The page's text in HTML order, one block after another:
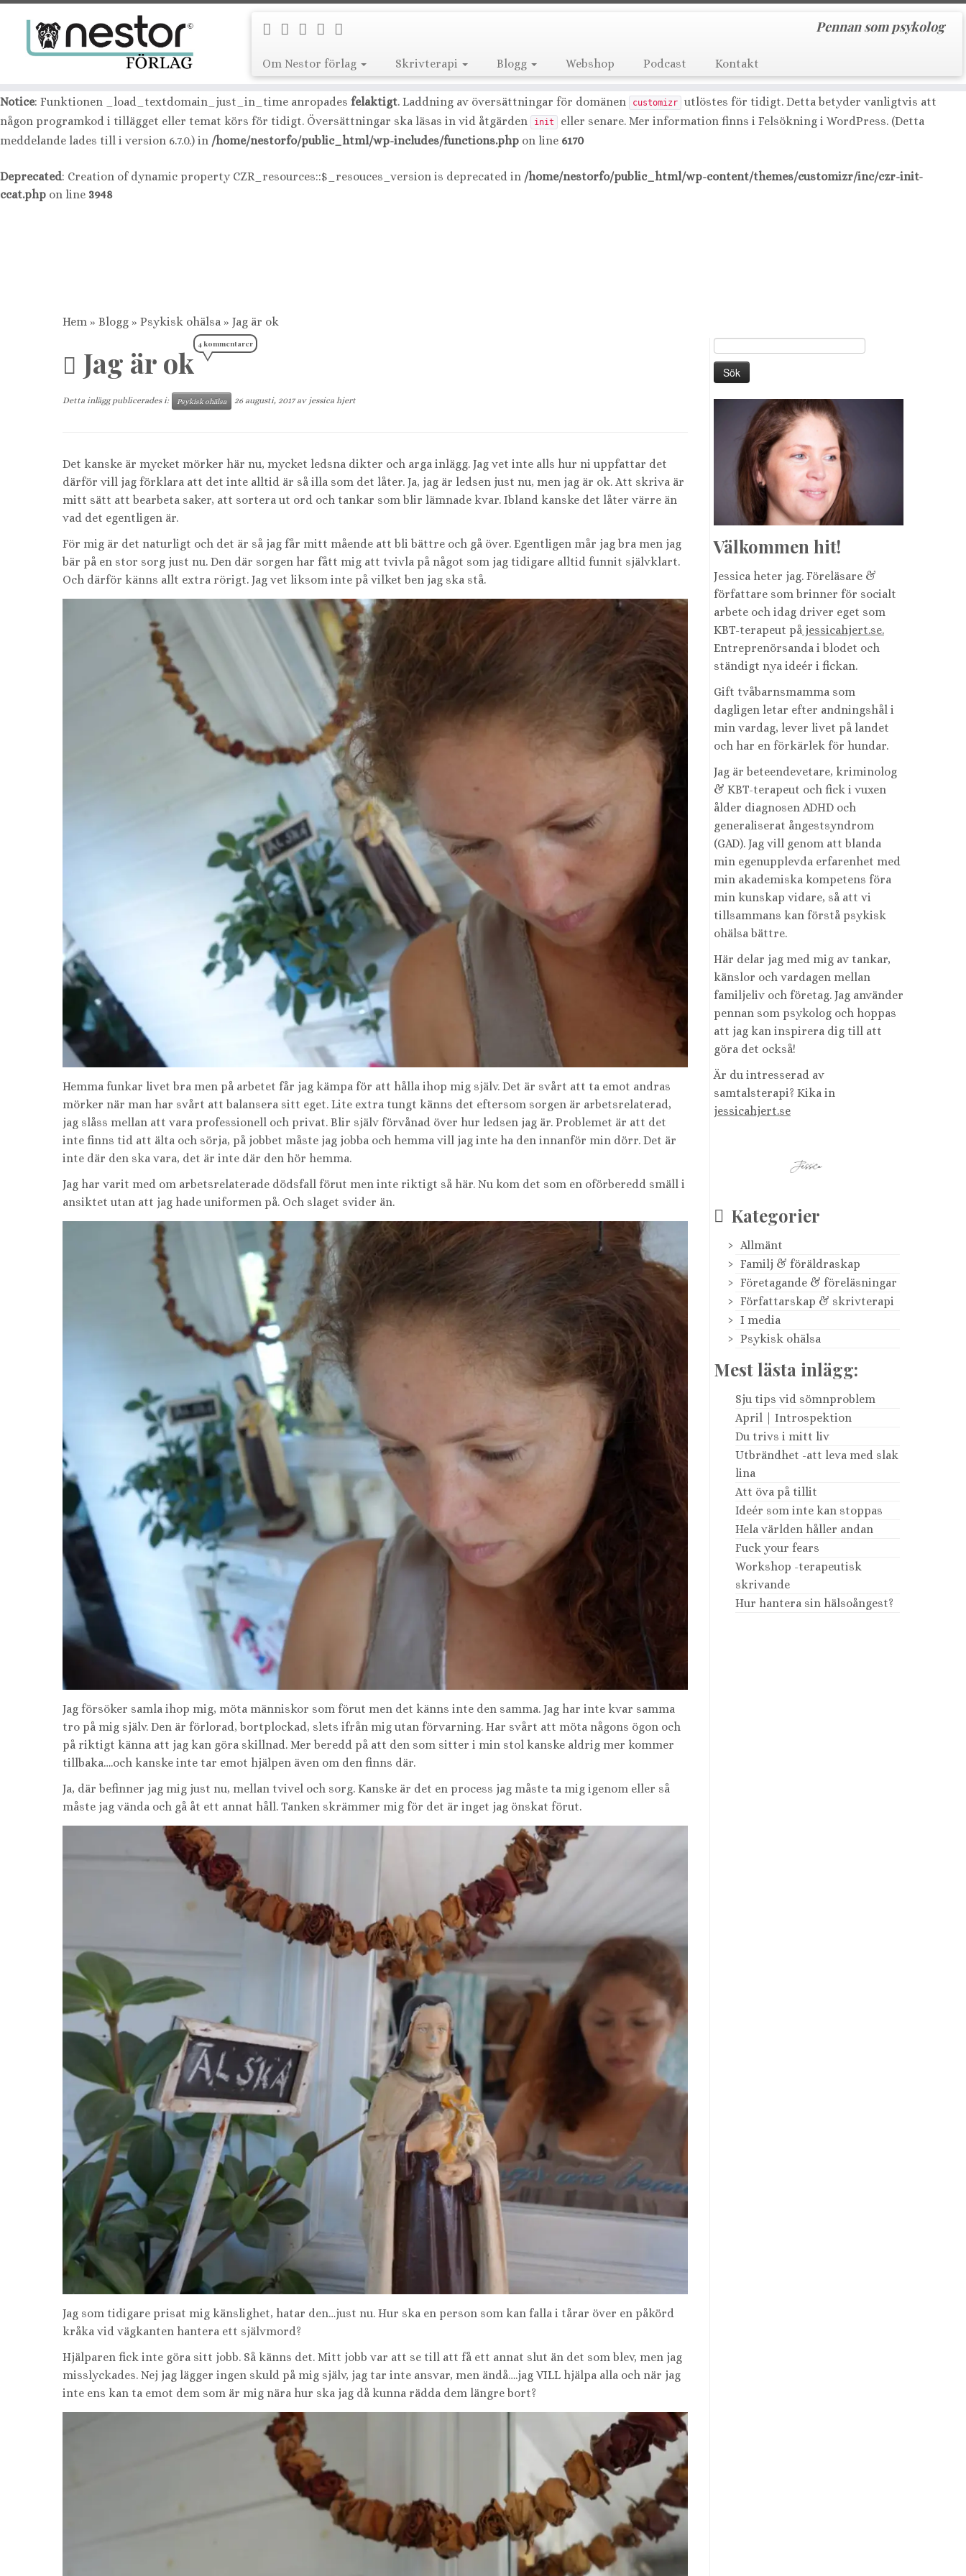
: Function _load_textdomain_just_in_time was called incorrectly
domain was triggered too early. This is usually an indicator
for some code in the plugin or theme running too early. Translations should be loaded at the
message was added in version 6.7.0.) in
/home/nestorfo/public_html/wp-includes/functions.phpon line 6170
Notice: Funktionen _load_textdomain_just_in_time anropades felaktigt. Laddning av översättningar för domänen customizr
utlöstes för tidigt. Detta betyder vanligtvis att
någon programkod i tillägget eller temat körs för tidigt. Översättningar ska läsas in vid åtgärden
init eller senare. Mer information finns i Felsökning i WordPress. (Detta
meddelande lades till i version 6.7.0.) in /home/nestorfo/public_html/wp-includes/functions.php on line 6170
Deprecated: Creation of dynamic property CZR_resources::$_resouces_version is deprecated in /home/nestorfo/public_html/wp-content/themes/customizr/inc/czr-init-
ccat.php on line 3948
Pennan som psykolog
Om Nestor förlag Skrivterapi Blogg Webshop Podcast Kontakt
Hem » Blogg » Psykisk ohälsa » Jag är ok
Jag är ok
4 kommentarer
Detta inlägg publicerades i: Psykisk ohälsa 26 augusti, 2017 av jessica hjert
Det kanske är mycket mörker här nu, mycket ledsna dikter och arga inlägg. Jag vet inte alls hur ni uppfattar det
därför vill jag förklara att det inte alltid är så illa som det låter. Ja, jag är ledsen just nu, men jag är ok. Att skriva är
mitt sätt att bearbeta saker, att sortera ut ord och tankar som blir lämnade kvar. Ibland kanske det låter värre än
vad det egentligen är.
För mig är det naturligt och det är så jag får mitt mående att bli bättre och gå över. Egentligen mår jag bra men jag
bär på en stor sorg just nu. Den där sorgen har fått mig att tvivla på något som jag tidigare alltid funnit självklart.
Och därför känns allt extra rörigt. Jag vet liksom inte på vilket ben jag ska stå.
Hemma funkar livet bra men på arbetet får jag kämpa för att hålla ihop mig själv. Det är svårt att ta emot andras
mörker när man har svårt att balansera sitt eget. Lite extra tungt känns det eftersom sorgen är arbetsrelaterad,
jag slåss mellan att vara professionell och privat. Blir själv förvånad över hur ledsen jag är. Problemet är att det
inte finns tid att älta och sörja, på jobbet måste jag jobba och hemma vill jag inte ha den innanför min dörr. Det är
inte där den ska vara, det är inte där den hör hemma.
Jag har varit med om arbetsrelaterade dödsfall förut men inte riktigt så här. Nu kom det som en oförberedd smäll i
ansiktet utan att jag hade uniformen på. Och slaget svider än.
Jag försöker samla ihop mig, möta människor som förut men det känns inte den samma. Jag har inte kvar samma
tro på mig själv. Den är förlorad, bortplockad, slets ifrån mig utan förvarning. Har svårt att möta någons ögon och
på riktigt känna att jag kan göra skillnad. Mer beredd på att den som sitter i min stol kanske aldrig mer kommer
tillbaka….och kanske inte tar emot hjälpen även om den finns där.
Ja, där befinner jag mig just nu, mellan tvivel och sorg. Kanske är det en process jag måste ta mig igenom eller så
måste jag vända och gå åt ett annat håll. Tanken skrämmer mig för det är inget jag önskat förut.
Jag som tidigare prisat mig känslighet, hatar den…just nu. Hur ska en person som kan falla i tårar över en påkörd
kråka vid vägkanten hantera ett självmord?
Hjälparen fick inte göra sitt jobb. Så känns det. Mitt jobb var att se till att få ett annat slut än det som blev, men jag
misslyckades. Nej jag lägger ingen skuld på mig själv, jag tar inte ansvar, men ändå….jag VILL hjälpa alla och när jag
inte ens kan ta emot dem som är mig nära hur ska jag då kunna rädda dem längre bort?
efter:
Välkommen hit!
Jessica heter jag. Föreläsare &
författare som brinner för socialt
arbete och idag driver eget som
KBT-terapeut på jessicahjert.se.
Entreprenörsanda i blodet och
ständigt nya ideér i fickan.
Gift tvåbarnsmamma som
dagligen letar efter andningshål i
min vardag, lever livet på landet
och har en förkärlek för hundar.
Jag är beteendevetare, kriminolog
& KBT-terapeut och fick i vuxen
ålder diagnosen ADHD och
generaliserat ångestsyndrom
(GAD). Jag vill genom att blanda
min egenupplevda erfarenhet med
min akademiska kompetens föra
min kunskap vidare, så att vi
tillsammans kan förstå psykisk
ohälsa bättre.
Här delar jag med mig av tankar,
känslor och vardagen mellan
familjeliv och företag. Jag använder
pennan som psykolog och hoppas
att jag kan inspirera dig till att
göra det också!
Är du intresserad av
samtalsterapi? Kika in
jessicahjert.se
Kategorier
Allmänt
Familj & föräldraskap
Företagande & föreläsningar
Författarskap & skrivterapi
I media
Psykisk ohälsa
Mest lästa inlägg:
Sju tips vid sömnproblem
April | Introspektion
Du trivs i mitt liv
Utbrändhet -att leva med slak
lina
Att öva på tillit
Ideér som inte kan stoppas
Hela världen håller andan
Fuck your fears
Workshop -terapeutisk
skrivande
Hur hantera sin hälsoångest?